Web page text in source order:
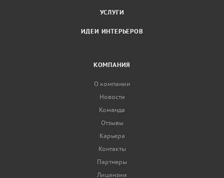
УСЛУГИ
ИДЕИ ИНТЕРЬЕРОВ
КОМПАНИЯ
О компании
Новости
Команда
Отзывы
Карьера
Контакты
Партнеры
Лицензии